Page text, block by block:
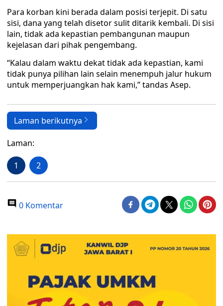
Para korban kini berada dalam posisi terjepit. Di satu
sisi, dana yang telah disetor sulit ditarik kembali. Di sisi
lain, tidak ada kepastian pembangunan maupun
kejelasan dari pihak pengembang.
“Kalau dalam waktu dekat tidak ada kepastian, kami
tidak punya pilihan lain selain menempuh jalur hukum
untuk memperjuangkan hak kami,” tandas Asep.
Laman berikutnya
Laman:
1 2
0 Komentar